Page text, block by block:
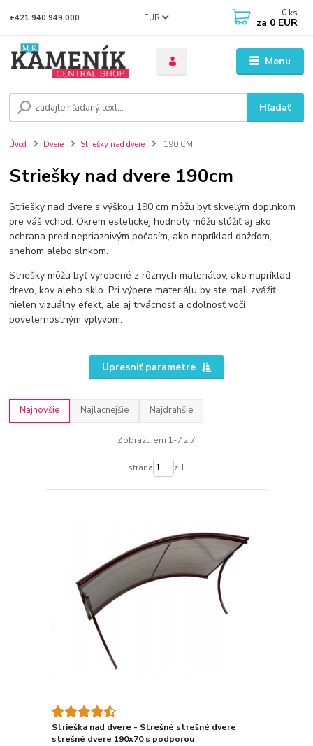
Menu
EUR
Hľadať
+421 940 949 000 0 ks
za 0 EUR
Úvod Dvere Striešky nad dvere 190 CM
Striešky nad dvere 190cm
Striešky nad dvere s výškou 190 cm môžu byť skvelým doplnkom
pre váš vchod. Okrem estetickej hodnoty môžu slúžiť aj ako
ochrana pred nepriaznivým počasím, ako napríklad dažďom,
snehom alebo slnkom.
Striešky môžu byť vyrobené z rôznych materiálov, ako napríklad
drevo, kov alebo sklo. Pri výbere materiálu by ste mali zvážiť
nielen vizuálny efekt, ale aj trvácnosť a odolnosť voči
poveternostným vplyvom.
Upresniť parametre
Najnovšie Najlacnejšie Najdrahšie
Zobrazujem 1-7 z 7
strana z 1
Strieška nad dvere - Strešné strešné dvere
strešné dvere 190x70 s podporou